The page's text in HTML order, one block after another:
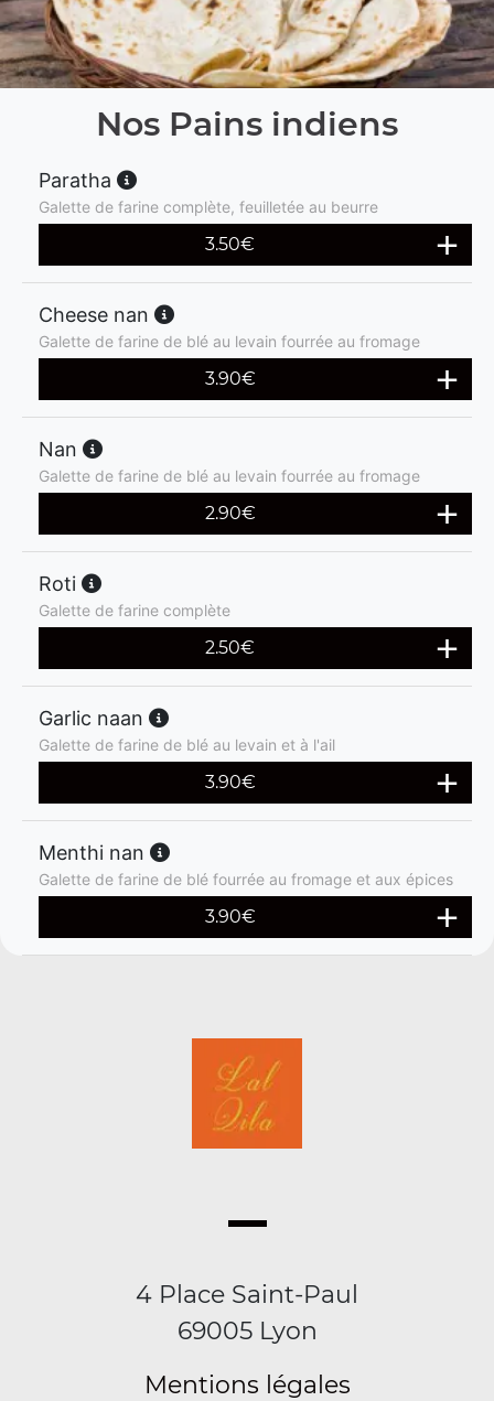
Nos Pains indiens
Paratha
Galette de farine complète, feuilletée au beurre
3.50€
Cheese nan
Galette de farine de blé au levain fourrée au fromage
3.90€
Nan
Galette de farine de blé au levain fourrée au fromage
2.90€
Roti
Galette de farine complète
2.50€
Garlic naan
Galette de farine de blé au levain et à l'ail
3.90€
Menthi nan
Galette de farine de blé fourrée au fromage et aux épices
3.90€
4 Place Saint-Paul
69005 Lyon
Mentions légales